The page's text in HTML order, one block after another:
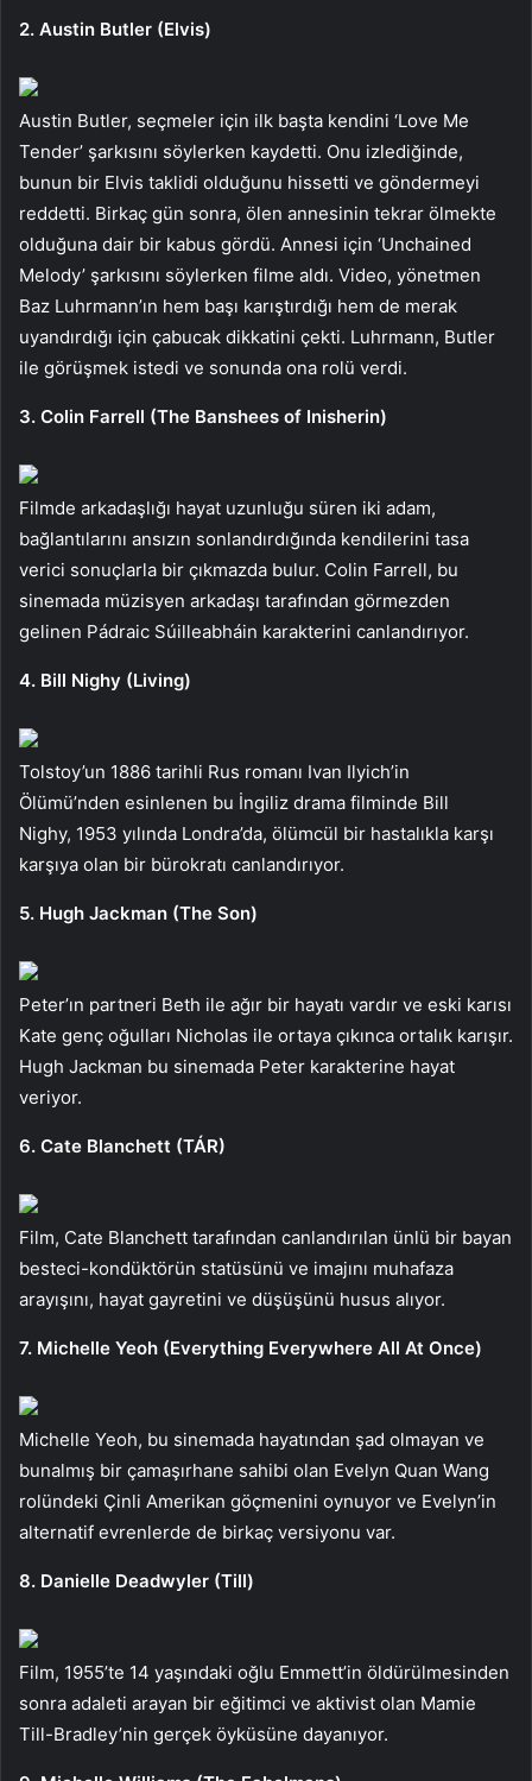
2. Austin Butler (Elvis)
Austin Butler, seçmeler için ilk başta kendini ‘Love Me
Tender’ şarkısını söylerken kaydetti. Onu izlediğinde,
bunun bir Elvis taklidi olduğunu hissetti ve göndermeyi
reddetti. Birkaç gün sonra, ölen annesinin tekrar ölmekte
olduğuna dair bir kabus gördü. Annesi için ‘Unchained
Melody’ şarkısını söylerken filme aldı. Video, yönetmen
Baz Luhrmann’ın hem başı karıştırdığı hem de merak
uyandırdığı için çabucak dikkatini çekti. Luhrmann, Butler
ile görüşmek istedi ve sonunda ona rolü verdi.
3. Colin Farrell (The Banshees of Inisherin)
Filmde arkadaşlığı hayat uzunluğu süren iki adam,
bağlantılarını ansızın sonlandırdığında kendilerini tasa
verici sonuçlarla bir çıkmazda bulur. Colin Farrell, bu
sinemada müzisyen arkadaşı tarafından görmezden
gelinen Pádraic Súilleabháin karakterini canlandırıyor.
4. Bill Nighy (Living)
Tolstoy’un 1886 tarihli Rus romanı Ivan Ilyich’in
Ölümü’nden esinlenen bu İngiliz drama filminde Bill
Nighy, 1953 yılında Londra’da, ölümcül bir hastalıkla karşı
karşıya olan bir bürokratı canlandırıyor.
5. Hugh Jackman (The Son)
Peter’ın partneri Beth ile ağır bir hayatı vardır ve eski karısı
Kate genç oğulları Nicholas ile ortaya çıkınca ortalık karışır.
Hugh Jackman bu sinemada Peter karakterine hayat
veriyor.
6. Cate Blanchett (TÁR)
Film, Cate Blanchett tarafından canlandırılan ünlü bir bayan
besteci-kondüktörün statüsünü ve imajını muhafaza
arayışını, hayat gayretini ve düşüşünü husus alıyor.
7. Michelle Yeoh (Everything Everywhere All At Once)
Michelle Yeoh, bu sinemada hayatından şad olmayan ve
bunalmış bir çamaşırhane sahibi olan Evelyn Quan Wang
rolündeki Çinli Amerikan göçmenini oynuyor ve Evelyn’in
alternatif evrenlerde de birkaç versiyonu var.
8. Danielle Deadwyler (Till)
Film, 1955’te 14 yaşındaki oğlu Emmett’in öldürülmesinden
sonra adaleti arayan bir eğitimci ve aktivist olan Mamie
Till-Bradley’nin gerçek öyküsüne dayanıyor.